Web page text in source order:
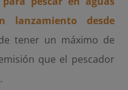
lanzamiento desde
tener un máximo de
que el pescador